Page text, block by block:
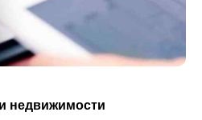
недвижимости